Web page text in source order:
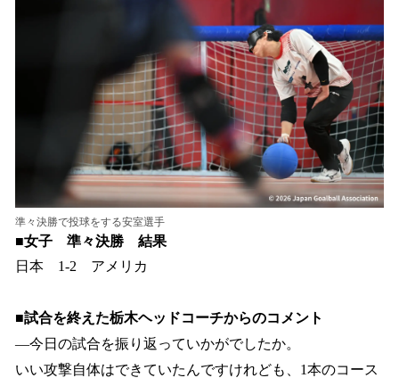
準々決勝で投球をする安室選手
■女子 準々決勝 結果
日本 1-2 アメリカ
■試合を終えた栃木ヘッドコーチからのコメント
―今日の試合を振り返っていかがでしたか。
いい攻撃自体はできていたんですけれども、1本のコース